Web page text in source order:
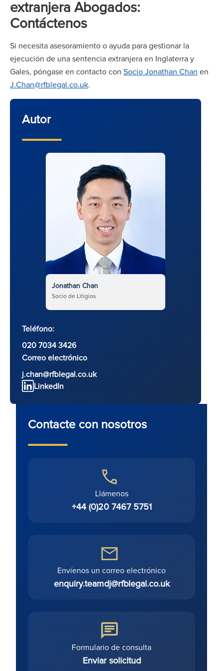
extranjera Abogados:
Contáctenos
Si necesita asesoramiento o ayuda para gestionar la
ejecución de una sentencia extranjera en Inglaterra y
Gales, póngase en contacto con Socio Jonathan Chan en
J.Chan@rfblegal.co.uk.
Autor
Jonathan Chan
Socio de Litigios
Teléfono:
020 7034 3426
Correo electrónico
j.chan@rfblegal.co.uk
LinkedIn
Contacte con nosotros
Llámenos
+44 (0)20 7467 5751
Envíenos un correo electrónico
enquiry.teamdj@rfblegal.co.uk
Formulario de consulta
Enviar solicitud